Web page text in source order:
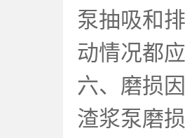
泵抽吸和
动情况都
六、磨损
渣浆泵磨